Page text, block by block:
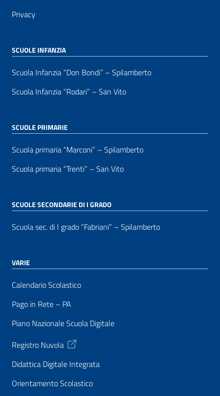
Privacy
SCUOLE INFANZIA
Scuola Infanzia “Don Bondi” – Spilamberto
Scuola Infanzia “Rodari” – San Vito
SCUOLE PRIMARIE
Scuola primaria “Marconi” – Spilamberto
Scuola primaria “Trenti” – San Vito
SCUOLE SECONDARIE DI I GRADO
Scuola sec. di I grado “Fabriani” – Spilamberto
VARIE
Calendario Scolastico
Pago in Rete – PA
Piano Nazionale Scuola Digitale
Registro Nuvola
Didattica Digitale Integrata
Orientamento Scolastico